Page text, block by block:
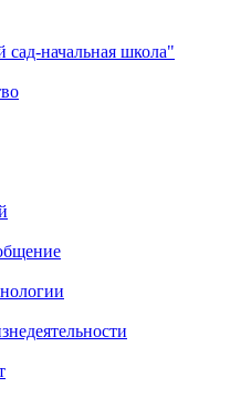
сад-начальная школа"